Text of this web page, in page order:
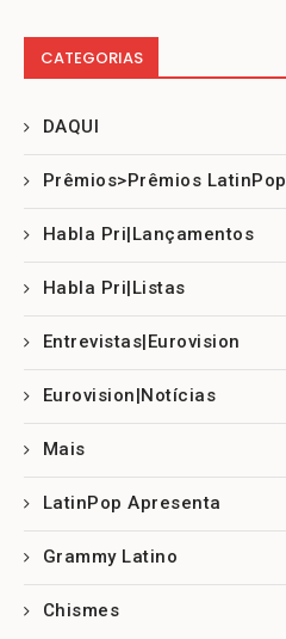
CATEGORIAS
DAQUI
Prêmios>Prêmios LatinPop
Habla Pri|Lançamentos
Habla Pri|Listas
Entrevistas|Eurovision
Eurovision|Notícias
Mais
LatinPop Apresenta
Grammy Latino
Chismes